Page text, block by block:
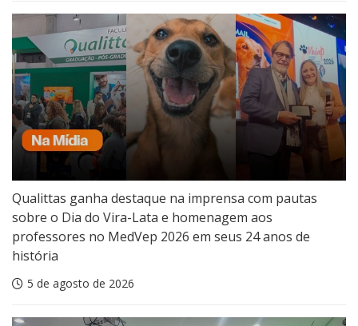
Qualittas ganha destaque na imprensa com pautas
sobre o Dia do Vira-Lata e homenagem aos
professores no MedVep 2026 em seus 24 anos de
história
5 de agosto de 2026